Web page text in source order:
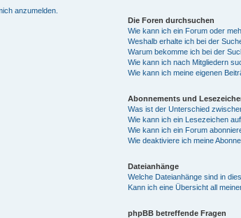
anzumelden.
Die Foren durchsuchen
Wie kann ich ein Forum oder
Weshalb erhalte ich bei der
Warum bekomme ich bei der
Wie kann ich nach Mitgliedern
Wie kann ich meine eigenen
Abonnements und
Was ist der Unterschied
Wie kann ich ein Lesezeichen
Wie kann ich ein Forum
Wie deaktiviere ich meine
Dateianhänge
Welche Dateianhänge sind in
Kann ich eine Übersicht all
phpBB betreffende Fragen